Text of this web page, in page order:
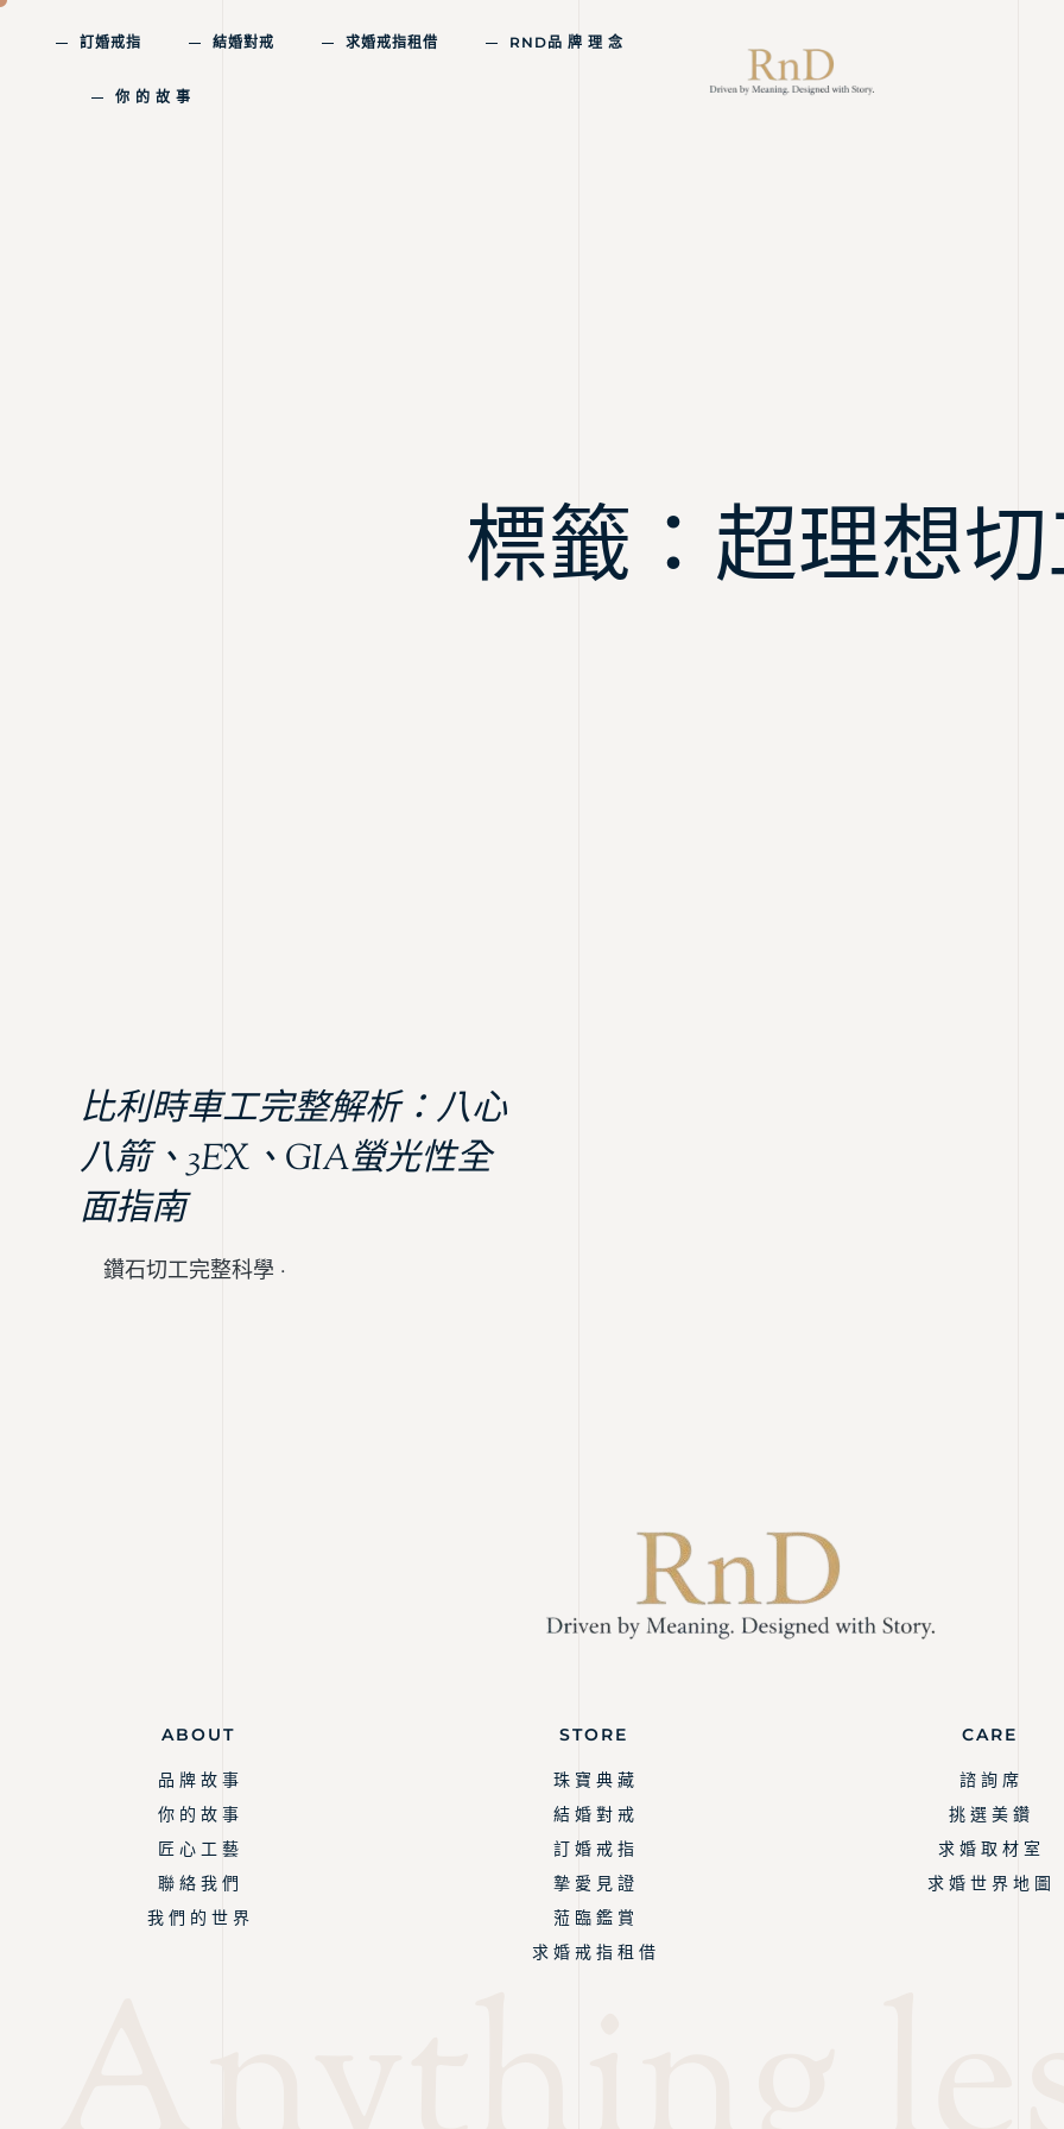
訂婚戒指 結婚對戒 求婚戒指租借 RND品 牌 理 念
你 的 故 事
標籤：超理想
比利時車工完整解析：八心
八箭、3EX、GIA螢光性全
面指南
鑽石切工完整科學 ·
ABOUT
品 牌 故 事
你 的 故 事
匠 心 工 藝
聯 絡 我 們
我 們 的 世 界
STORE
珠 寶 典 藏
結 婚 對 戒
訂 婚 戒 指
摯 愛 見 證
蒞 臨 鑑 賞
求 婚 戒 指 租 借
CARE
諮 詢 席
挑 選 美 鑽
求 婚 取 材 室
求 婚 世 界 地 圖